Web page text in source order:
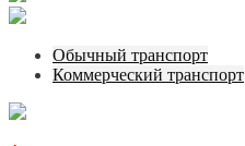
Обычный транспорт
Коммерческий транспорт